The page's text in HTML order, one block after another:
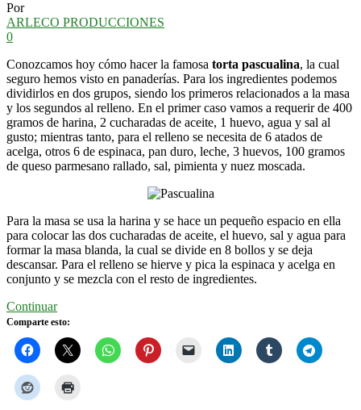
Por
ARLECO PRODUCCIONES
0
Conozcamos hoy cómo hacer la famosa torta pascualina, la cual
seguro hemos visto en panaderías. Para los ingredientes podemos
dividirlos en dos grupos, siendo los primeros relacionados a la masa
y los segundos al relleno. En el primer caso vamos a requerir de 400
gramos de harina, 2 cucharadas de aceite, 1 huevo, agua y sal al
gusto; mientras tanto, para el relleno se necesita de 6 atados de
acelga, otros 6 de espinaca, pan duro, leche, 3 huevos, 100 gramos
de queso parmesano rallado, sal, pimienta y nuez moscada.
Para la masa se usa la harina y se hace un pequeño espacio en ella
para colocar las dos cucharadas de aceite, el huevo, sal y agua para
formar la masa blanda, la cual se divide en 8 bollos y se deja
descansar. Para el relleno se hierve y pica la espinaca y acelga en
conjunto y se mezcla con el resto de ingredientes.
Continuar
Comparte esto: